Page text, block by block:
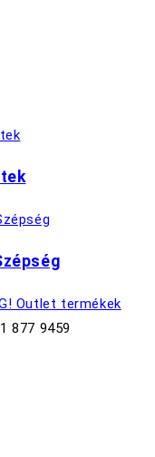
Outlet termékek
877 9459